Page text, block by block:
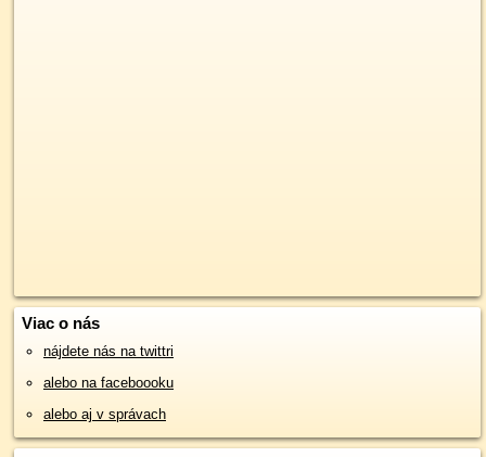
Viac o nás
nájdete nás na twittri
alebo na faceboooku
alebo aj v správach